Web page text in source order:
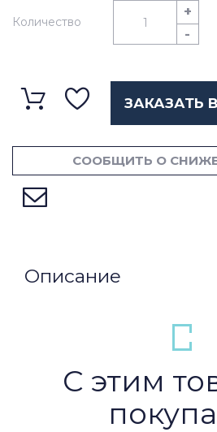
Количество
+
-
ЗАКАЗАТЬ
СООБЩИТЬ О
Описание
С этим